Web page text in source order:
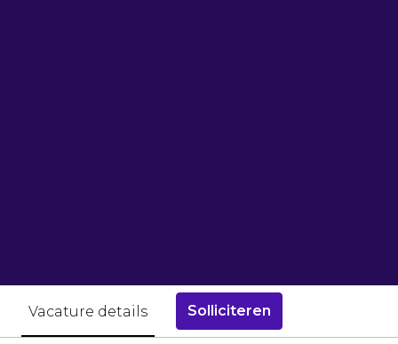
Vacature details Solliciteren